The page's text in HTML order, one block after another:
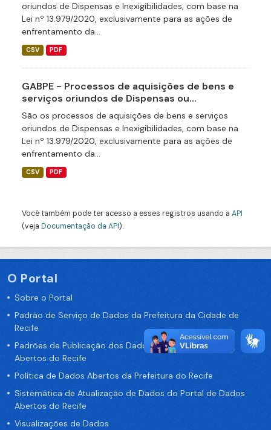
oriundos de Dispensas e Inexigibilidades, com base na
Lei nº 13.979/2020, exclusivamente para as ações de
enfrentamento da...
CSV PDF
GABPE - Processos de aquisições de bens e
serviços oriundos de Dispensas ou...
São os processos de aquisições de bens e serviços
oriundos de Dispensas e Inexigibilidades, com base na
Lei nº 13.979/2020, exclusivamente para as ações de
enfrentamento da...
CSV PDF
Você também pode ter acesso a esses registros usando a API
(veja Documentação da API).
O Portal
Sobre o Portal
Padrão de Serviço de Dados da Prefeitura da Cidade de
Recife
Padrões de Publicação dos Dados no Portal de Dados
Abertos do Recife
Política de Dados Abertos da Prefeitura do Recife
Sistemática de Atualização de Dados do Portal de Dados
Abertos do Recife
Visualizações de Dados